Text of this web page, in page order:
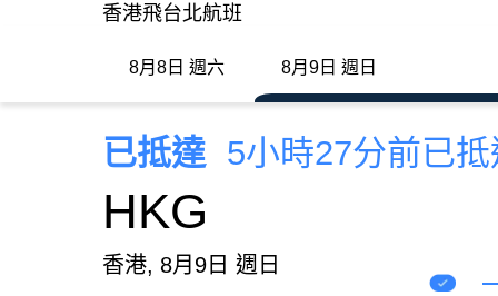
香港飛台北航班
8月8日 週六 8月9日 週日
已抵達 5小時27分前已抵
HKG
香港, 8月9日 週日